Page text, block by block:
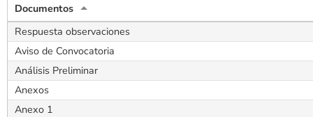
Documentos
Respuesta observaciones
Aviso de Convocatoria
Análisis Preliminar
Anexos
Anexo 1